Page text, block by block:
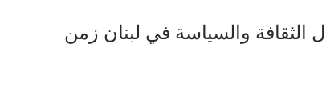
الثقافة والسياسة في لبنان زمن